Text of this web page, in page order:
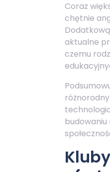
Coraz
chętnie
aktualne
czemu